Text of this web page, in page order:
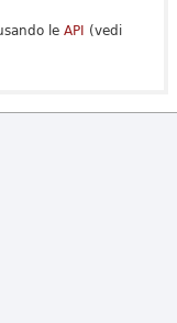
le API (vedi